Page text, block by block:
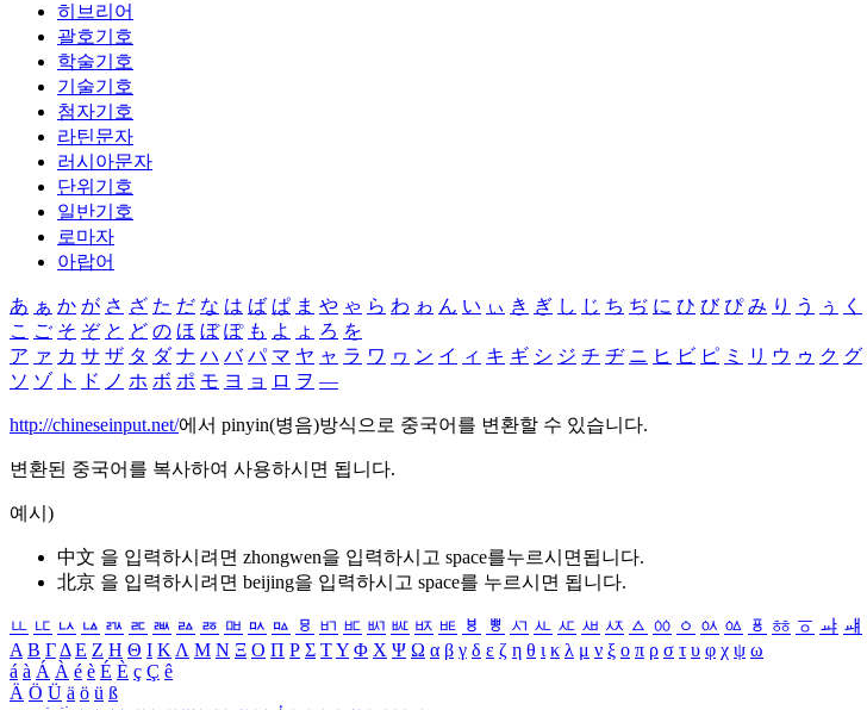
히브리어
괄호기호
학술기호
기술기호
첨자기호
라틴문자
러시아문자
단위기호
일반기호
로마자
아랍어
あ ぁ か が さ ざ た だ な は ば ぱ ま や ゃ ら わ ゎ ん い ぃ き ぎ し じ ち ぢ に ひ び ぴ み り う ぅ く
こ ご そ ぞ と ど の ほ ぼ ぽ も よ ょ ろ を
ア ァ カ サ ザ タ ダ ナ ハ バ パ マ ヤ ャ ラ ワ ヮ ン イ ィ キ ギ シ ジ チ ヂ ニ ヒ ビ ピ ミ リ ウ ゥ ク グ
ソ ゾ ト ド ノ ホ ボ ポ モ ヨ ョ ロ ヲ ―
http://chineseinput.net/에서 pinyin(병음)방식으로 중국어를 변환할 수 있습니다.
변환된 중국어를 복사하여 사용하시면 됩니다.
예시)
中文 을 입력하시려면 zhongwen을 입력하시고 space를누르시면됩니다.
北京 을 입력하시려면 beijing을 입력하시고 space를 누르시면 됩니다.
ㅥ ㅦ ㅧ ㅨ ㅩ ㅪ ㅫ ㅬ ㅭ ㅮ ㅯ ㅰ ㅱ ㅲ ㅳ ㅴ ㅵ ㅶ ㅷ ㅸ ㅹ ㅺ ㅻ ㅼ ㅽ ㅾ ㅿ ㆀ ㆁ ㆂ ㆃ ㆄ ㆅ ㆆ ㆇ ㆈ
Α Β ΓΔ Ε Ζ Η Θ Ι ΚΛ Μ Ν Ξ Ο Π Ρ Σ ΤΥ Φ Χ Ψ Ω α β γ δ ε ζ η θ ι κ λ μ ν ξ ο π ρ σ τ υ φ χ ψ ω
á à Á À é è É È ç Ç ê
Ä Ö Ü ä ö ü ß